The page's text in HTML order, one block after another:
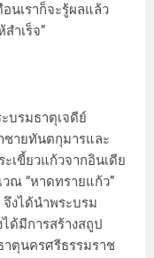
นเราก็จะรู้ผลแล้ว
ำเร็จ”
บรมธาตุเจดีย์
ชายทันตกุมารและ
เขี้ยวแก้วจากอินเดีย
วณ “หาดทรายแก้ว”
งได้นำพระบรม
ด้มีการสร้างสถูป
ตุนครศรีธรรมราช